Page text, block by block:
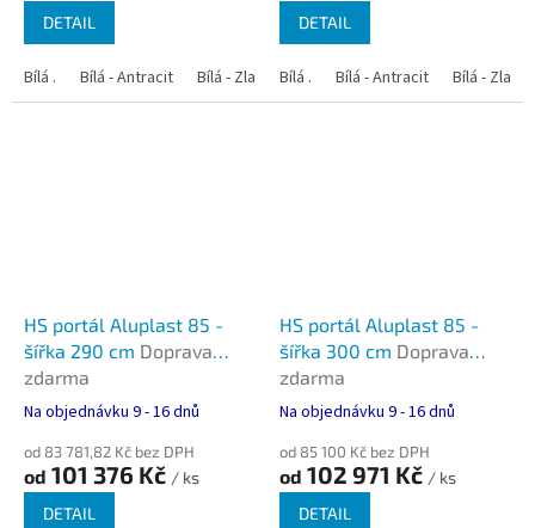
DETAIL
Bílá . Bílá - Antracit Bílá - Zlatý dub Bílá - Tmavý dub Bílá -
DETAIL
Bílá . Bílá - Antracit Bílá - Zlatý
HS portál Aluplast 85 -
šířka 290 cm Doprava
zdarma
Na objednávku 9 - 16 dnů
od 83 781,82 Kč bez DPH
od 101 376 Kč / ks
DETAIL
HS portál Aluplast 85 -
šířka 300 cm Doprava
zdarma
Na objednávku 9 - 16 dnů
od 85 100 Kč bez DPH
od 102 971 Kč / ks
DETAIL